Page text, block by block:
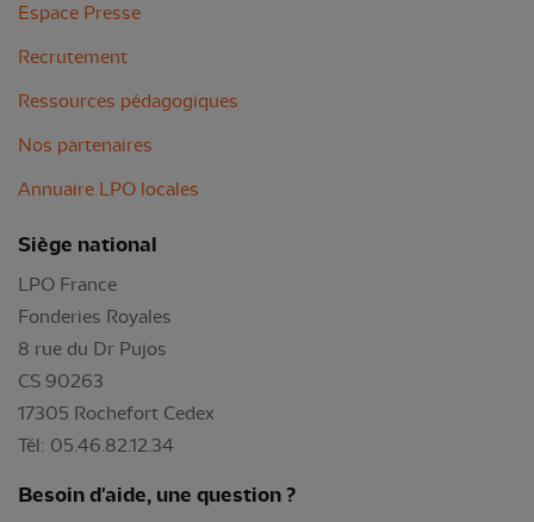
Espace Presse
Recrutement
Ressources pédagogiques
Nos partenaires
Annuaire LPO locales
Siège national
LPO France
Fonderies Royales
8 rue du Dr Pujos
CS 90263
17305 Rochefort Cedex
Tél: 05.46.82.12.34
Besoin d'aide, une question ?